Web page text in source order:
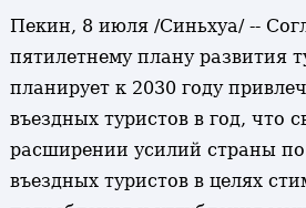
Пекин, 8 июля /Синьхуа/ --
пятилетнему плану развития
планирует к 2030 году
въездных туристов в год, что
расширении усилий страны
въездных туристов в целях